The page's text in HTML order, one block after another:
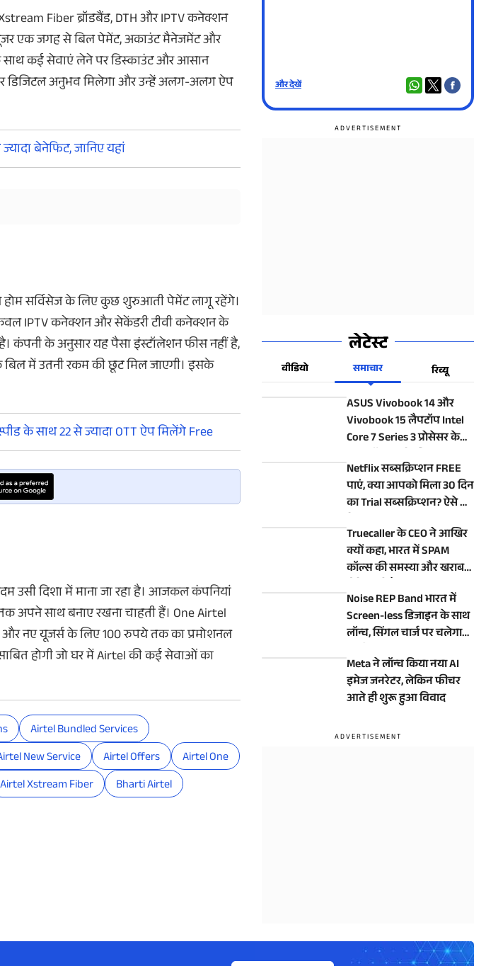
Fiber ब्रॉडबैंड, DTH और IPTV कनेक्शन
एक जगह से बिल पेमेंट, अकाउंट मैनेजमेंट और
साथ कई सेवाएं लेने पर डिस्काउंट और आसान
डिजिटल अनुभव मिलेगा और उन्हें अलग-अलग ऐप
बेनेफिट, जानिए यहां
होम सर्विसेज के लिए कुछ शुरुआती पेमेंट लागू रहेंगे।
IPTV कनेक्शन और सेकेंडरी टीवी कनेक्शन के
कंपनी के अनुसार यह पैसा इंस्टॉलेशन फीस नहीं है,
बिल में उतनी रकम की छूट मिल जाएगी। इसके
के साथ 22 से ज्यादा OTT ऐप मिलेंगे Free
उसी दिशा में माना जा रहा है। आजकल कंपनियां
अपने साथ बनाए रखना चाहती हैं। One Airtel
नए यूजर्स के लिए 100 रुपये तक का प्रमोशनल
होगी जो घर में Airtel की कई सेवाओं का
Airtel Bundled Services
New Service Airtel Offers
Airtel One
Airtel Xstream Fiber
Bharti Airtel
और देखें और देखें
लेटेस्ट
वीडियो समाचार रिव्यू
ASUS Vivobook 14 और
Vivobook 15 लैपटॉप Intel
Core 7 Series 3 प्रोसेसर के
Netflix सब्सक्रिप्शन FREE
पाएं, क्या आपको मिला 30 दिन
का Trial सब्सक्रिप्शन? ऐसे करें
Truecaller के CEO ने आखिर
क्यों कहा, भारत में SPAM
कॉल्स की समस्या और खराब
Noise REP Band भारत में
Screen-less डिजाइन के साथ
लॉन्च, सिंगल चार्ज पर चलेगा
Meta ने लॉन्च किया नया AI
इमेज जनरेटर, लेकिन फीचर
आते ही शुरू हुआ विवाद